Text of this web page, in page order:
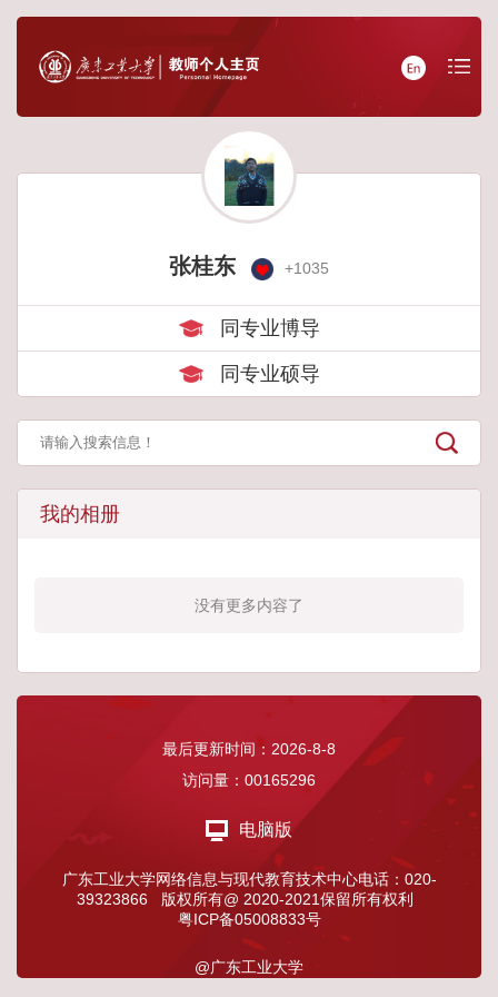
张桂东 +1035
同专业博导
同专业硕导
我的相册
没有更多内容了
最后更新时间： 2026-8-8
访问量： 00165296
电脑版
广东工业大学网络信息与现代教育技术中心电话：020-
39323866 版权所有@ 2020-2021保留所有权利
粤ICP备05008833号
@广东工业大学